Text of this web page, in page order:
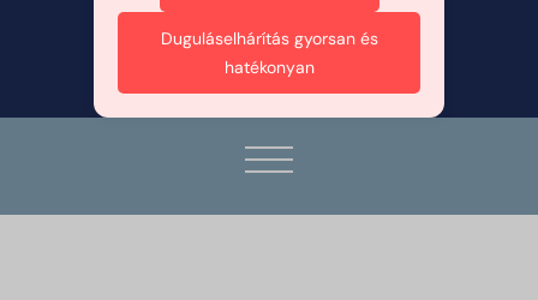
Duguláselhárítás gyorsan és
hatékonyan